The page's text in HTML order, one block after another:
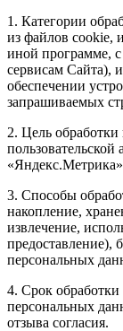
1. Категории
из файлов cookie,
иной программе,
сервисам Сайта),
обеспечении
запрашиваемых
2. Цель
3. Способы
накопление,
извлечение,
предоставление),
персональных
4. Срок обработки
персональных
отзыва согласия.